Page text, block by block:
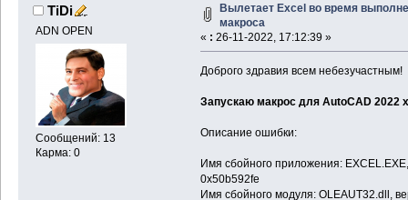
TiDi
ADN OPEN
Сообщений: 13
Карма: 0
Вылетает Excel во время
макроса
« : 26-11-2022, 17:12:39 »
Доброго здравия всем небезучастным!
Запускаю макрос для AutoCAD 2022
Описание ошибки:
Имя сбойного приложения:
0x50b592fe
Имя сбойного модуля: OLEAUT32.dll,